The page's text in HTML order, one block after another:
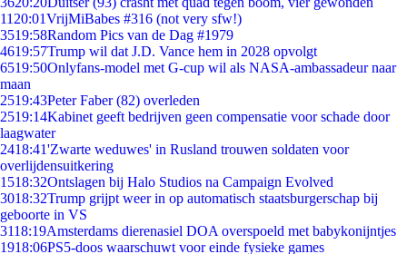
11 20:01VrijMiBabes #316 (not very sfw!)
3519:58Random Pics van de Dag #1979
4619:57Trump wil dat J.D. Vance hem in 2028 opvolgt
6519:50Onlyfans-model met G-cup wil als NASA-ambassadeur naar
maan
2519:43Peter Faber (82) overleden
2519:14Kabinet geeft bedrijven geen compensatie voor schade door
laagwater
2418:41'Zwarte weduwes' in Rusland trouwen soldaten voor
overlijdensuitkering
1518:32Ontslagen bij Halo Studios na Campaign Evolved
3018:32Trump grijpt weer in op automatisch staatsburgerschap bij
geboorte in VS
3118:19Amsterdams dierenasiel DOA overspoeld met babykonijntjes
1918:06PS5-doos waarschuwt voor einde fysieke games